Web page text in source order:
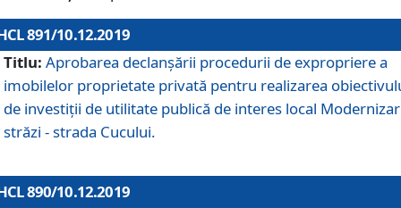
891/10.12.2019
Titlu: Aprobarea declanșării procedurii de expropriere a
imobilelor proprietate privată pentru realizarea
de investiții de utilitate publică de interes local
străzi - strada Cucului.
890/10.12.2019